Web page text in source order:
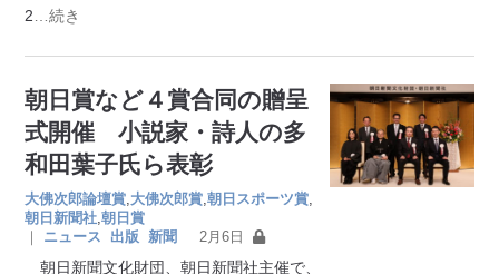
2 …続き
朝日賞など４賞合同の贈呈
式開催 小説家・詩人の多
和田葉子氏ら表彰
大佛次郎論壇賞 大佛次郎賞 ,朝日スポーツ賞
朝日新聞社 ,朝日賞
｜
ニュース 出版 新聞 2月6日
朝日新聞文化財団、朝日新聞社主催で、